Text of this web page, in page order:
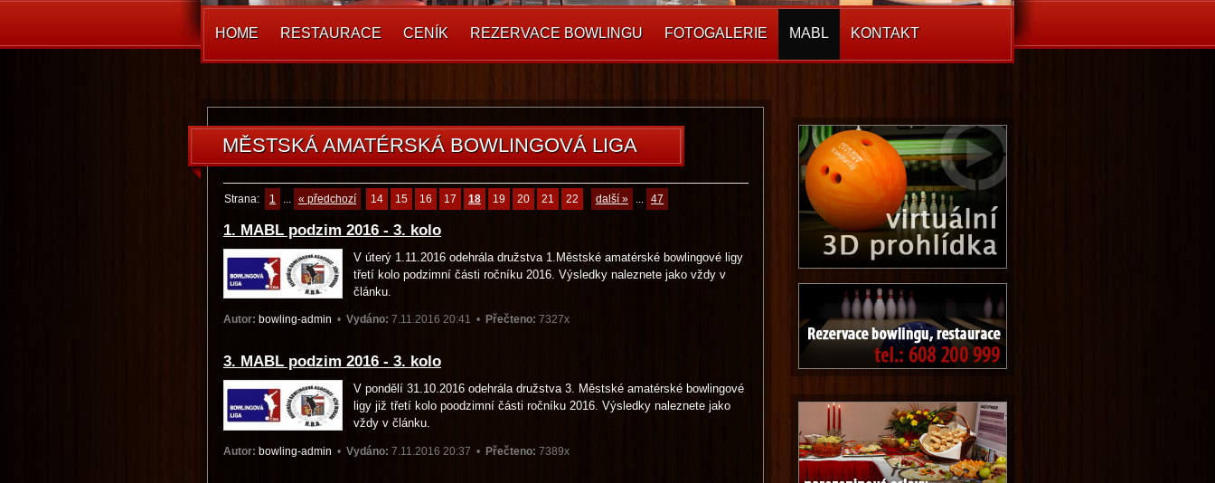
HOME RESTAURACE CENÍK REZERVACE BOWLINGU FOTOGALERIE MABL KONTAKT
MABL
MĚSTSKÁ AMATÉRSKÁ BOWLINGOVÁ LIGA
Strana: 1 ... « předchozí 14 15 16 17 18 19 20 21 22 další » ... 47
1. MABL podzim 2016 - 3. kolo
V úterý 1.11.2016 odehrála družstva 1.Městské amatérské bowlingové ligy
třetí kolo podzimní části ročníku 2016. Výsledky naleznete jako vždy v
článku.
Autor: bowling-admin • Vydáno: 7.11.2016 20:41 • Přečteno: 7327x
3. MABL podzim 2016 - 3. kolo
V pondělí 31.10.2016 odehrála družstva 3. Městské amatérské bowlingové
ligy již třetí kolo poodzimní části ročníku 2016. Výsledky naleznete jako
vždy v článku.
Autor: bowling-admin • Vydáno: 7.11.2016 20:37 • Přečteno: 7389x